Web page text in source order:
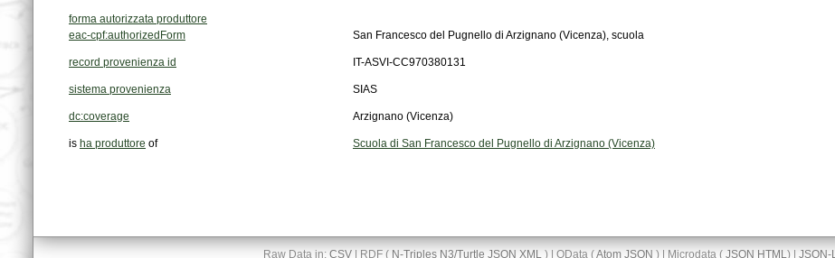
forma autorizzata produttore
eac-cpf:authorizedForm
San Francesco del Pugnello di Arzignano (Vicenza), scuola
record provenienza id IT-ASVI-CC970380131
sistema provenienza SIAS
dc:coverage Arzignano (Vicenza)
is ha produttore of Scuola di San Francesco del Pugnello di Arzignano (Vicenza)
Raw Data in: CSV| RDF ( N-Triples N3/Turtle JSON XML) | OData (Atom JSON ) | Microdata ( JSON HTML) | JSON-